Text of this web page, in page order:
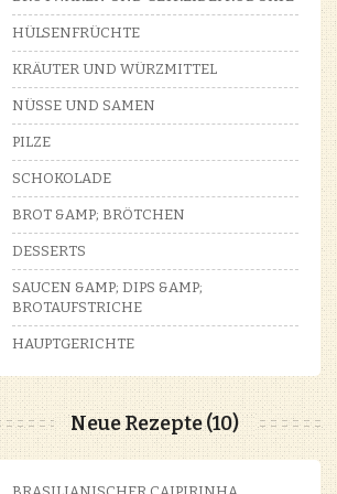
HÜLSENFRÜCHTE
KRÄUTER UND WÜRZMITTEL
NÜSSE UND SAMEN
PILZE
SCHOKOLADE
BROT &AMP; BRÖTCHEN
DESSERTS
SAUCEN &AMP; DIPS &AMP;
BROTAUFSTRICHE
HAUPTGERICHTE
Neue Rezepte (10)